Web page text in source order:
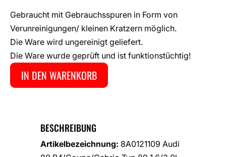
Gebraucht mit Gebrauchsspuren in Form von
Verunreinigungen/ kleinen Kratzern möglich.
Die Ware wird ungereinigt geliefert.
Die Ware wurde geprüft und ist funktionstüchtig!
IN DEN WARENKORB
BESCHREIBUNG
Artikelbezeichnung: 8A0121109 Audi